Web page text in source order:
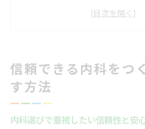
おすすめの内科を見極める
初めての内科診察に安心して臨
内科診察の流れと事前準備
初診時に持参したいものと
不安を解消するための内科
信頼できる内科をつ
す方法
内科選びで重視したい信頼性と安